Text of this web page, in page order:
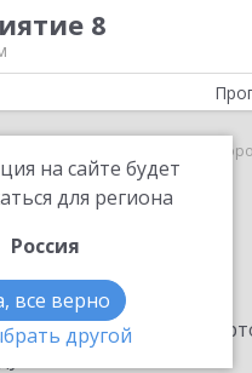
8
на сайте будет
для региона
Россия
все верно
другой
1С:АУСН в
1С:АУСН
информационными